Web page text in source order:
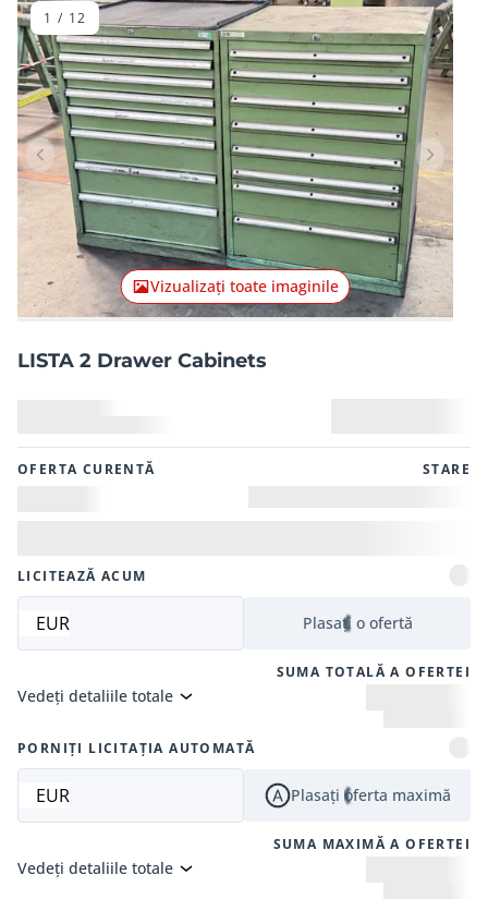
Articolul anterior
Vizualizați toate imaginile
1 / 12
LISTA 2 Drawer Cabinets
OFERTA CURENTĂ STARE
LICITEAZĂ ACUM
EUR Plasați o ofertă
SUMA TOTALĂ A OFERTEI
Vedeți detaliile totale
PORNIȚI LICITAȚIA AUTOMATĂ
EUR Plasați oferta maximă
SUMA MAXIMĂ A OFERTEI
Vedeți detaliile totale